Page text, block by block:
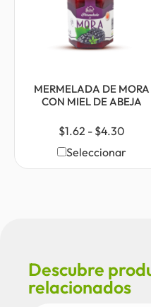
MERMELADA DE MORA
CON MIEL DE ABEJA
$1.62 - $4.30
Seleccionar
Descubre
relacionados